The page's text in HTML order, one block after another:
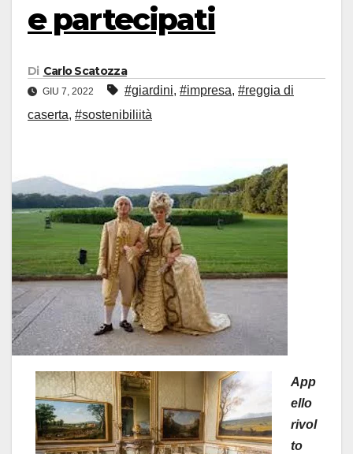
e partecipati
Di Carlo Scatozza
GIU 7, 2022 #giardini, #impresa, #reggia di
caserta, #sostenibiliità
App
ello
rivol
to